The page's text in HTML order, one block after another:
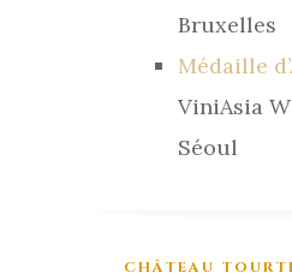
Bruxelles
Médaille
ViniAsia
Séoul
CHÂTEAU